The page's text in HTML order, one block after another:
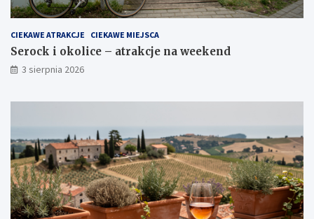
CIEKAWE ATRAKCJE CIEKAWE MIEJSCA
Serock i okolice – atrakcje na weekend
3 sierpnia 2026